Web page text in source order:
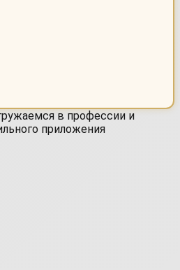
в профессии и
приложения